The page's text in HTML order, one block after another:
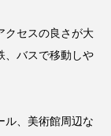
クセスの良さが大
、バスで移動しや
ル、美術館周辺な